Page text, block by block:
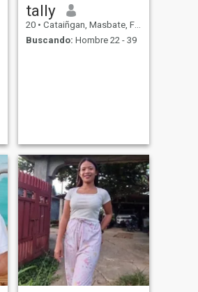
tally
20 • Cataiñgan, Masbate, Filipinas
Buscando: Hombre 22 - 39